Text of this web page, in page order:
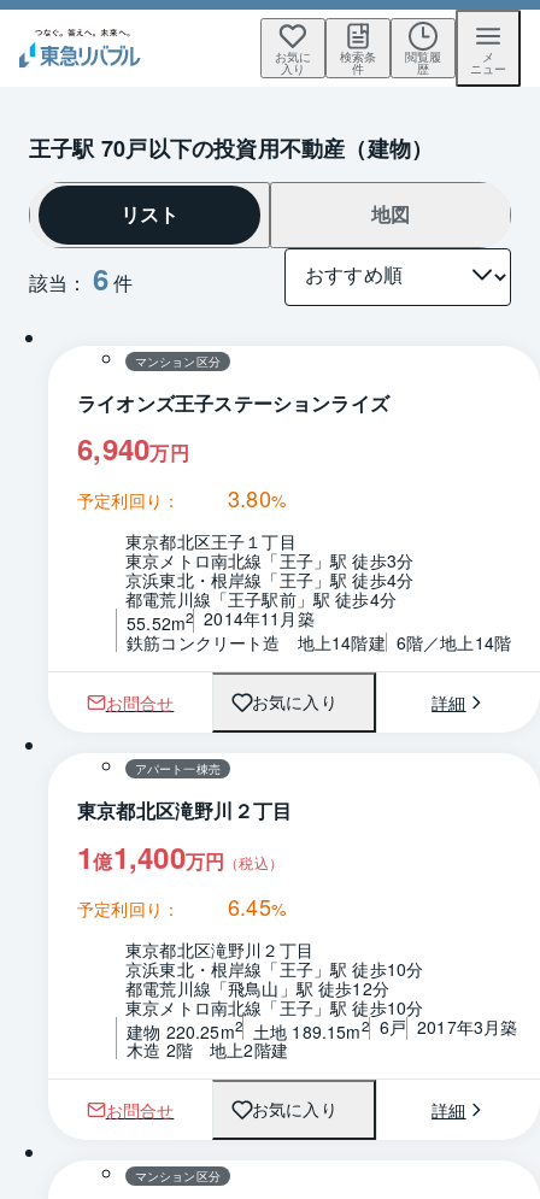
お気に
入り
検索条
件
閲覧履
歴
メ
ニュー
王子駅 70戸以下の投資用不動産（建物）
該当： 6件
リスト 地図
1 / 0 間取り
マンション区分
ライオンズ王子ステーションライズ
6,940万円
予定利回り： 3.80%
東京都北区王子１丁目
東京メトロ南北線「王子」駅 徒歩3分
京浜東北・根岸線「王子」駅 徒歩4分
都電荒川線「王子駅前」駅 徒歩4分
55.52m2 2014年11月築
鉄筋コンクリート造　地上14階建 6階／地上14階
お問合せ お気に入り 詳細
1 / 0 間取り
アパート一棟売
東京都北区滝野川２丁目
1億1,400万円 （税込）
予定利回り： 6.45%
東京都北区滝野川２丁目
京浜東北・根岸線「王子」駅 徒歩10分
都電荒川線「飛鳥山」駅 徒歩12分
東京メトロ南北線「王子」駅 徒歩10分
建物 220.25m2 土地 189.15m2 6戸 2017年3月築
木造 2階　地上2階建
お問合せ お気に入り 詳細
1 / 0 間取り
マンション区分